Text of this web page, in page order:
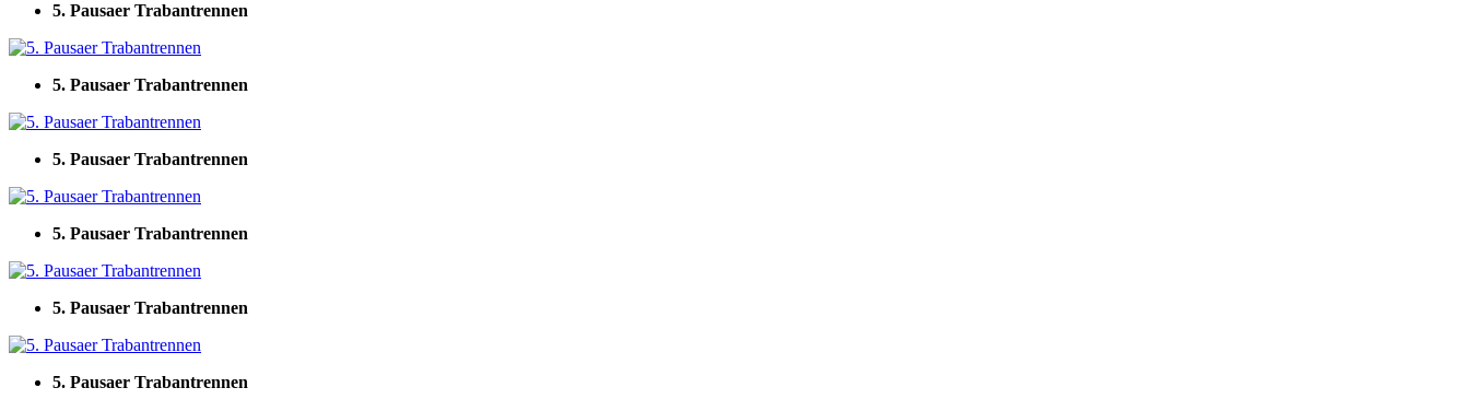
5. Pausaer Trabantrennen
5. Pausaer Trabantrennen
5. Pausaer Trabantrennen
5. Pausaer Trabantrennen
5. Pausaer Trabantrennen
5. Pausaer Trabantrennen